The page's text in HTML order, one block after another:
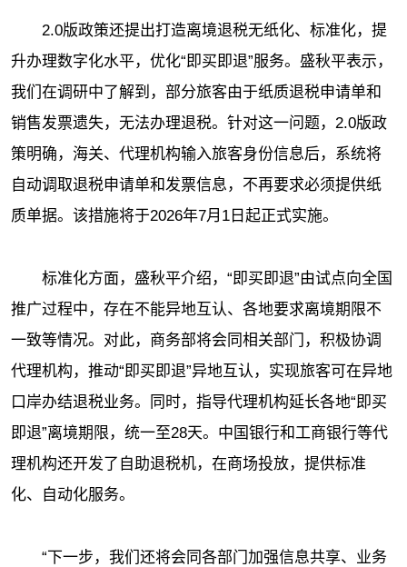
2.0版政策还提出打造离境退税无纸化、标准化，提
升办理数字化水平，优化“即买即退”服务。盛秋平表示，
我们在调研中了解到，部分旅客由于纸质退税申请单和
销售发票遗失，无法办理退税。针对这一问题，2.0版政
策明确，海关、代理机构输入旅客身份信息后，系统将
自动调取退税申请单和发票信息，不再要求必须提供纸
质单据。该措施将于2026年7月1日起正式实施。
标准化方面，盛秋平介绍，“即买即退”由试点向全国
推广过程中，存在不能异地互认、各地要求离境期限不
一致等情况。对此，商务部将会同相关部门，积极协调
代理机构，推动“即买即退”异地互认，实现旅客可在异地
口岸办结退税业务。同时，指导代理机构延长各地“即买
即退”离境期限，统一至28天。中国银行和工商银行等代
理机构还开发了自助退税机，在商场投放，提供标准
化、自动化服务。
“下一步，我们还将会同各部门加强信息共享、业务